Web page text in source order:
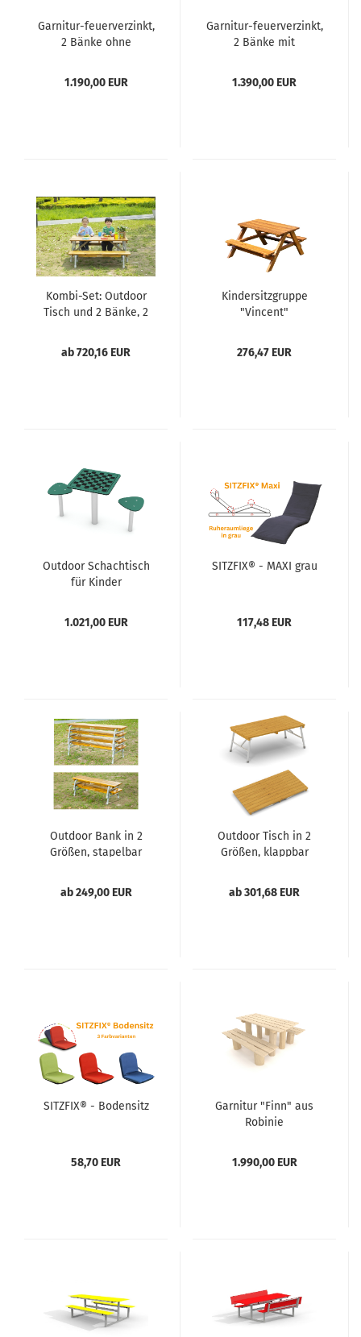
Garnitur-feuerverzinkt,
2 Bänke ohne
1.190,00 EUR
Garnitur-feuerverzinkt,
2 Bänke mit
1.390,00 EUR
Kombi-Set: Outdoor
Tisch und 2 Bänke, 2
ab 720,16 EUR
Kindersitzgruppe
"Vincent"
276,47 EUR
Outdoor Schachtisch
für Kinder
1.021,00 EUR
SITZFIX® - MAXI grau
117,48 EUR
Outdoor Bank in 2
Größen, stapelbar
ab 249,00 EUR
Outdoor Tisch in 2
Größen, klappbar
ab 301,68 EUR
SITZFIX® - Bodensitz
58,70 EUR
Garnitur "Finn" aus
Robinie
1.990,00 EUR